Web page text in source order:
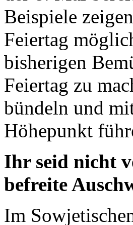
Beispiele
Feiertag
bisherigen
Feiertag zu
bündeln und
Höhepunkt
Ihr seid nicht
befreite
Im